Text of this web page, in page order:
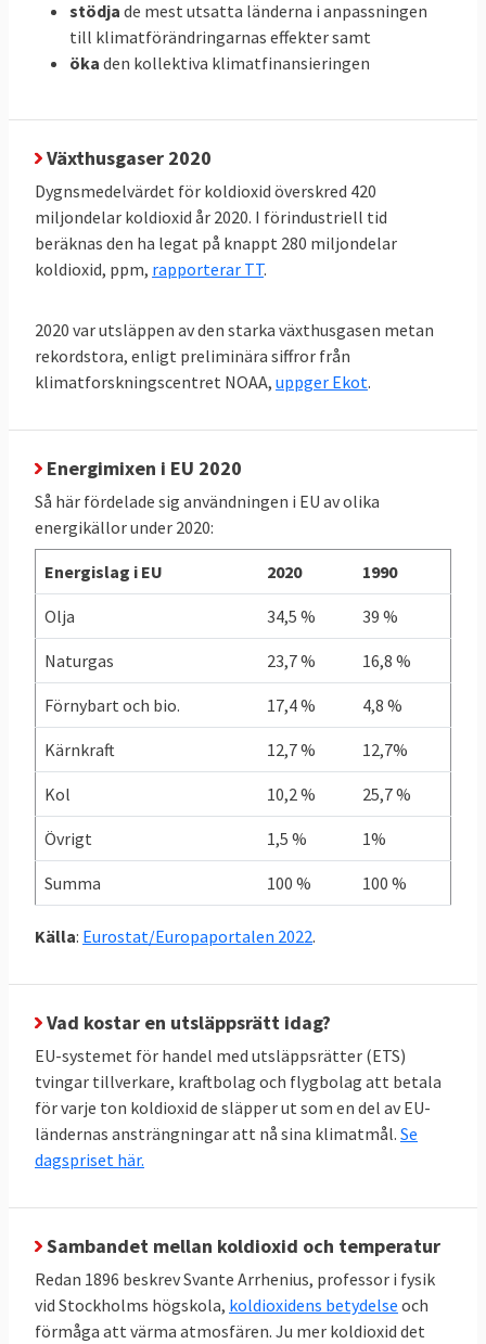
Svenskarnas energianvändning
och utsläpp i EU
den så kallade primära energianvändningen,
delas med antalet invånare framgår vilka
som förbrukar mest energi. Svenskarna
förbrukar mer energi än andra i EU räknat
per person och hamnar på delad tredje plats
i förbrukningsligan efter Luxemburg och
förbrukar malteser.
TABELL 4.
2011 2021 Förändring
EU-genomsnitt 3,21 2,93 - 9 %
Sverige
5,03
4,21
toe
- 16 %
Källor: Klicka på länkarna i tabellen för att se
källa.
Grekland redan i mål
I graf 1 nedan framgår att Grekland som
enda land redan uppnått sitt klimatmål när
ligger på trettonde plats i den ligan. I botten
återfinns Malta, Cypern och Bulgarien.
stödja de mest utsatta länderna i anpassningen
till klimatförändringarnas effekter samt
öka den kollektiva klimatfinansieringen
Växthusgaser 2020
Dygnsmedelvärdet för koldioxid överskred 420
miljondelar koldioxid år 2020. I förindustriell tid
beräknas den ha legat på knappt 280 miljondelar
koldioxid, ppm, rapporterar TT.
2020 var utsläppen av den starka växthusgasen metan
rekordstora, enligt preliminära siffror från
klimatforskningscentret NOAA, uppger Ekot.
Energimixen i EU 2020
Så här fördelade sig användningen i EU av olika
energikällor under 2020:
Energislag i EU 2020 1990
Olja 34,5 % 39 %
Naturgas 23,7 % 16,8 %
Förnybart och bio. 17,4 % 4,8 %
Kärnkraft 12,7 % 12,7%
Kol 10,2 % 25,7 %
Övrigt 1,5 % 1%
Summa 100 % 100 %
Källa: Eurostat/Europaportalen 2022.
Vad kostar en utsläppsrätt idag?
EU-systemet för handel med utsläppsrätter (ETS)
tvingar tillverkare, kraftbolag och flygbolag att betala
för varje ton koldioxid de släpper ut som en del av EU-
ländernas ansträngningar att nå sina klimatmål. Se
dagspriset här.
Sambandet mellan koldioxid och temperatur
Redan 1896 beskrev Svante Arrhenius, professor i fysik
vid Stockholms högskola, koldioxidens betydelse och
förmåga att värma atmosfären. Ju mer koldioxid det